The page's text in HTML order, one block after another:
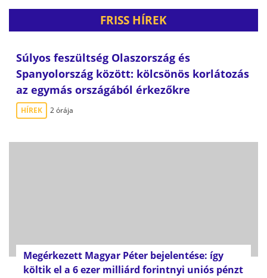
FRISS HÍREK
Súlyos feszültség Olaszország és
Spanyolország között: kölcsönös korlátozás
az egymás országából érkezőkre
HÍREK 2 órája
Megérkezett Magyar Péter bejelentése: így
költik el a 6 ezer milliárd forintnyi uniós pénzt